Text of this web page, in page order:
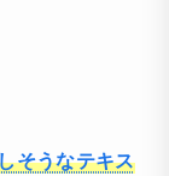
そうなテキス